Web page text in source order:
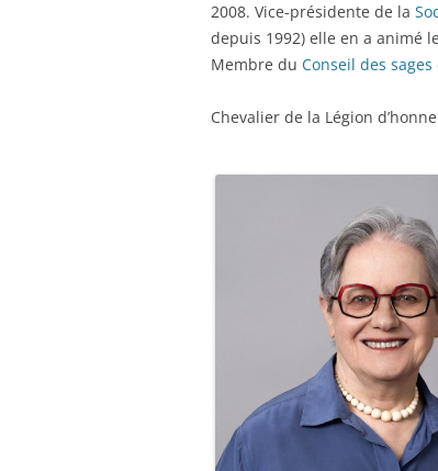
2008. Vice-présidente de la
depuis 1992) elle en a animé
Membre du Conseil des
Chevalier de la Légion